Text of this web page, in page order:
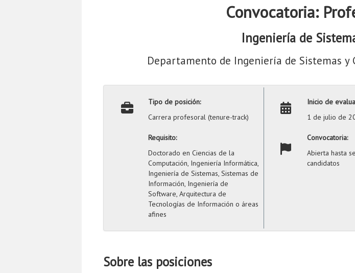
Convocatoria:
Ingeniería de
Departamento de Ingeniería de Sistemas y
Tipo de posición:
Carrera profesoral (tenure-track)
Requisito:
Doctorado en Ciencias de la
Computación, Ingeniería Informática,
Ingeniería de Sistemas, Sistemas de
Información, Ingeniería de
Software, Arquitectura de
Tecnologías de Información o áreas
afines
Inicio de
1 de julio de
Convocatoria:
Abierta hasta
candidatos
Sobre las posiciones